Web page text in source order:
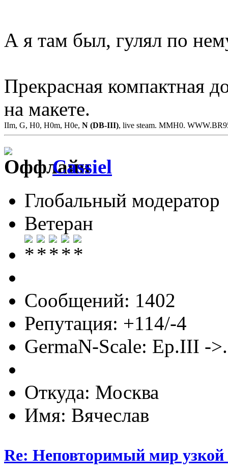
А я там был, гулял по
Прекрасная компактная
на макете.
IIm, G, H0, H0m, H0e, N (DB-III), live steam. MMH0.
Cassiel
Глобальный модератор
Ветеран
Сообщений: 1402
Репутация: +114/-4
GermaN-Scale: Ep.III -
Откуда: Москва
Имя: Вячеслав
Re: Неповторимый мир узкой